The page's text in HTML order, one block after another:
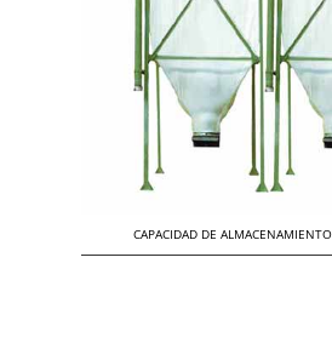
CAPACIDAD DE